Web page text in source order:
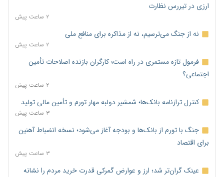
ارزی در تیررس نظارت
۲ ساعت پیش
نه از جنگ می‌ترسیم، نه از مذاکره برای منافع ملی
۲ ساعت پیش
فرمول تازه مستمری در راه است؛ کارگران بازنده اصلاحات تأمین
اجتماعی؟
۲ ساعت پیش
کنترل ترازنامه بانک‌ها؛ شمشیر دولبه مهار تورم و تأمین مالی تولید
۳ ساعت پیش
جنگ با تورم از بانک‌ها و بودجه آغاز می‌شود؛ نسخه انضباط آهنین
برای اقتصاد
۳ ساعت پیش
عینک گران‌تر شد؛ ارز و عوارض گمرکی قدرت خرید مردم را نشانه